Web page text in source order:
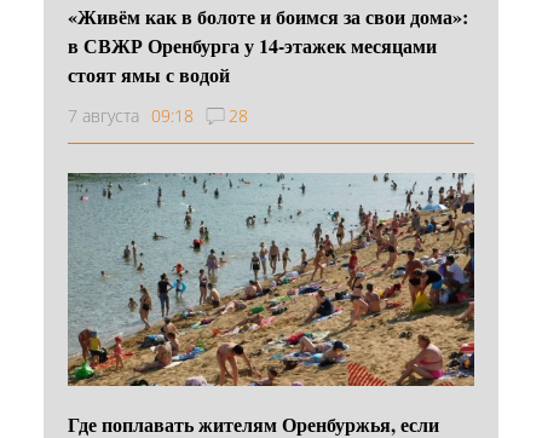
«Живём как в болоте и боимся за свои дома»:
в СВЖР Оренбурга у 14-этажек месяцами
стоят ямы с водой
7 августа 09:18 28
Где поплавать жителям Оренбуржья, если